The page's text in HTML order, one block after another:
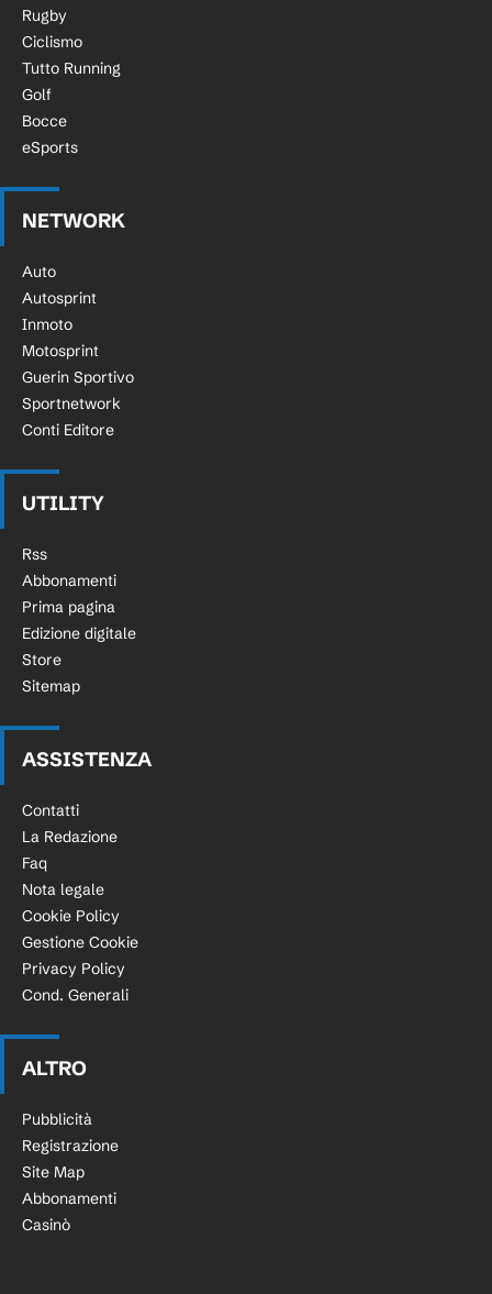
Rugby
Ciclismo
Tutto Running
Golf
Bocce
eSports
NETWORK
Auto
Autosprint
Inmoto
Motosprint
Guerin Sportivo
Sportnetwork
Conti Editore
UTILITY
Rss
Abbonamenti
Prima pagina
Edizione digitale
Store
Sitemap
ASSISTENZA
Contatti
La Redazione
Faq
Nota legale
Cookie Policy
Gestione Cookie
Privacy Policy
Cond. Generali
ALTRO
Pubblicità
Registrazione
Site Map
Abbonamenti
Casinò